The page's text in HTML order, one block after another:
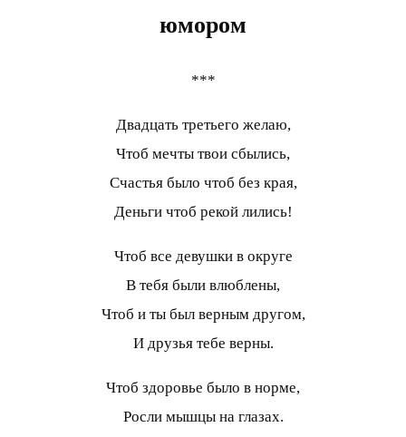
юмором
***
Двадцать третьего желаю,
Чтоб мечты твои сбылись,
Счастья было чтоб без края,
Деньги чтоб рекой лились!
Чтоб все девушки в округе
В тебя были влюблены,
Чтоб и ты был верным другом,
И друзья тебе верны.
Чтоб здоровье было в норме,
Росли мышцы на глазах.